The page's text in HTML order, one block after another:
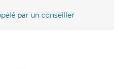
par un conseiller